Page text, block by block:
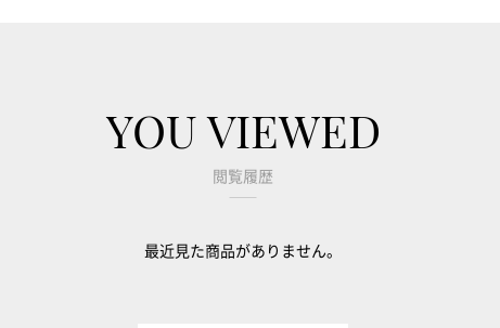
YOU VIEWED
閲覧履歴
最近見た商品がありません。